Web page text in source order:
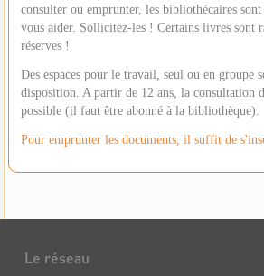
consulter ou emprunter, les bibliothécaires
vous aider. Sollicitez-les ! Certains livres sont
réserves !
Des espaces pour le travail, seul ou en groupe
disposition. A partir de 12 ans, la consultation
possible (il faut être abonné à la bibliothèque).
Pour emprunter les documents, il suffit de
Le réseau